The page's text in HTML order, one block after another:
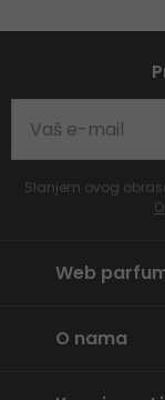
Slanjem ovog
Web
O nama